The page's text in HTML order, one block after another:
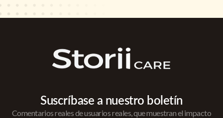
Suscríbase a nuestro boletín
Comentarios reales de usuarios reales, que muestran el impacto